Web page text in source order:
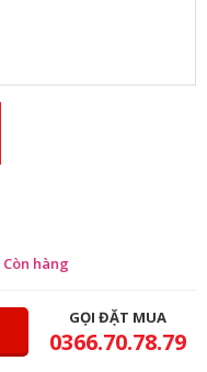
Còn hàng
GỌI ĐẶT MUA
0366.70.78.79